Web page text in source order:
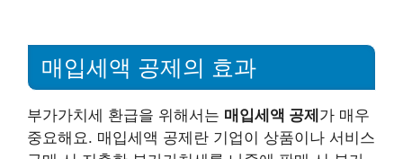
매입세액 공제의 효과
부가가치세 환급을 위해서는 매입세액 공제가 매우
중요해요. 매입세액 공제란 기업이 상품이나 서비스